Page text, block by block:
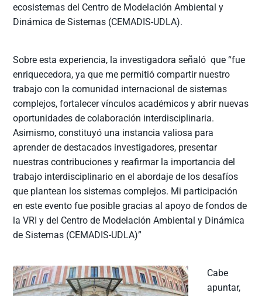
ecosistemas del Centro de Modelación Ambiental y
Dinámica de Sistemas (CEMADIS-UDLA).
Sobre esta experiencia, la investigadora señaló que “fue
enriquecedora, ya que me permitió compartir nuestro
trabajo con la comunidad internacional de sistemas
complejos, fortalecer vínculos académicos y abrir nuevas
oportunidades de colaboración interdisciplinaria.
Asimismo, constituyó una instancia valiosa para
aprender de destacados investigadores, presentar
nuestras contribuciones y reafirmar la importancia del
trabajo interdisciplinario en el abordaje de los desafíos
que plantean los sistemas complejos. Mi participación
en este evento fue posible gracias al apoyo de fondos de
la VRI y del Centro de Modelación Ambiental y Dinámica
de Sistemas (CEMADIS-UDLA)”
Cabe
apuntar,